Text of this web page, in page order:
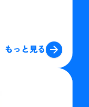
もっと見る